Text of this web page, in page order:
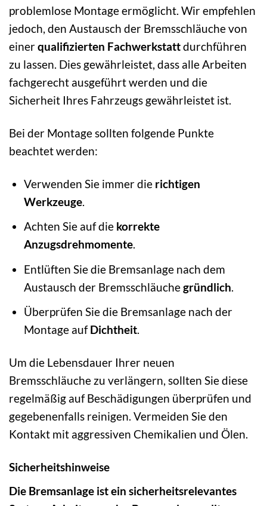
problemlose Montage ermöglicht. Wir empfehlen
jedoch, den Austausch der Bremsschläuche von
einerqualifizierten Fachwerkstattdurchführen
zu lassen. Dies gewährleistet, dass alle Arbeiten
fachgerecht ausgeführt werden und die
Sicherheit Ihres Fahrzeugs gewährleistet ist.
Bei der Montage sollten folgende Punkte
beachtet werden:
Verwenden Sie immer die richtigen
Werkzeuge.
Achten Sie auf die korrekte
Anzugsdrehmomente.
Entlüften Sie die Bremsanlage nach dem
Austausch der Bremsschläuchegründlich.
Überprüfen Sie die Bremsanlage nach der
Montage aufDichtheit.
Um die Lebensdauer Ihrer neuen
Bremsschläuche zu verlängern, sollten Sie diese
regelmäßig auf Beschädigungen überprüfen und
gegebenenfalls reinigen. Vermeiden Sie den
Kontakt mit aggressiven Chemikalien und Ölen.
Sicherheitshinweise
Die Bremsanlage ist ein sicherheitsrelevantes